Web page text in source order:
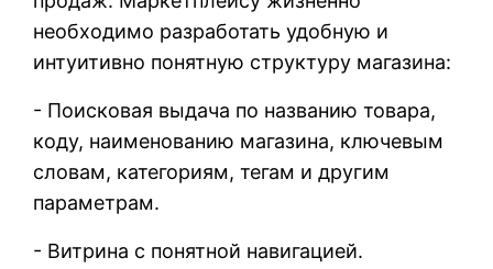
необходимо разработать удобную и
интуитивно понятную структуру магазина:
- Поисковая выдача по названию товара,
коду, наименованию магазина, ключевым
словам, категориям, тегам и другим
параметрам.
- Витрина с понятной навигацией.